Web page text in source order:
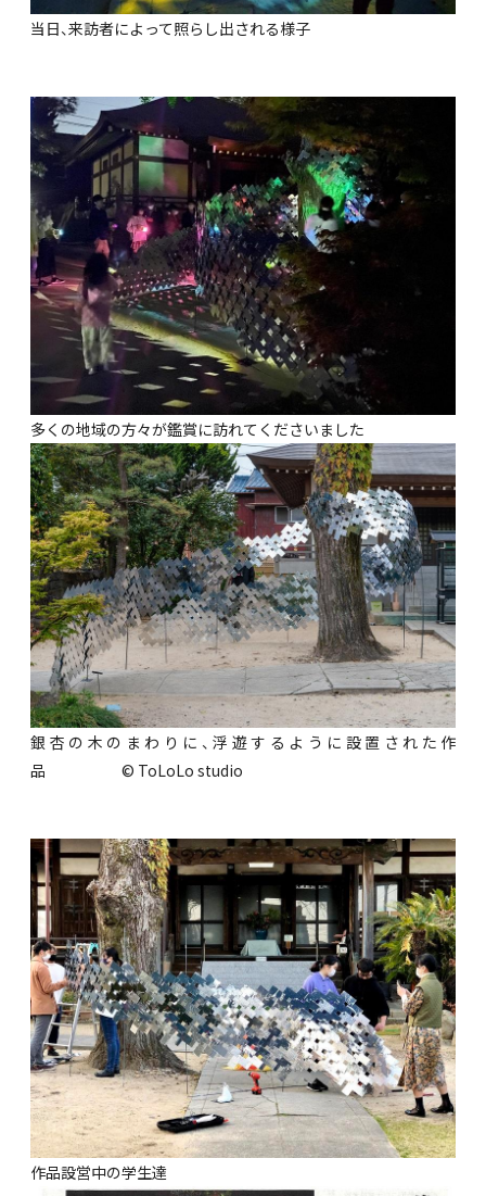
当日、来訪者によって照らし出される様子
多くの地域の方々が鑑賞に訪れてくださいました
銀杏の木のまわりに、浮遊するように設置された作
品 © ToLoLo studio
作品設営中の学生達